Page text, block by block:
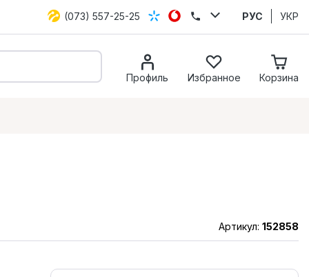
(073) 557-25-25 РУС УКР
Профиль Избранное Корзина
Артикул: 152858